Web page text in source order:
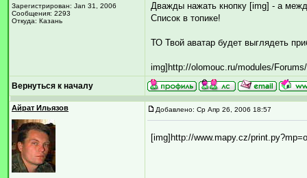
Зарегистрирован: Jan 31, 2006
Сообщения: 2293
Откуда: Казань
Дважды нажать кнопку [img] - а
Список в топике!
ТО Твой аватар будет выглядеть
img]http://olomouc.ru/modules/
Вернуться к началу
Айрат Ильязов Добавлено: Ср Апр 26, 2006 18:57
[img]http://www.mapy.cz/